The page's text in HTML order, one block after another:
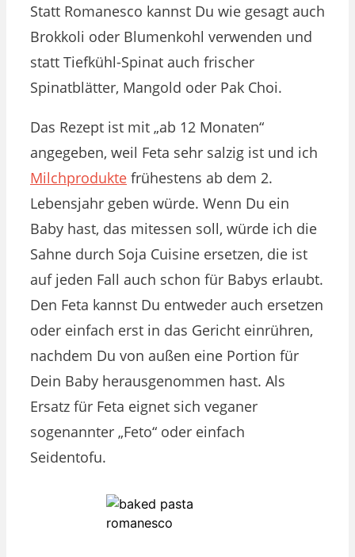
Statt Romanesco kannst Du wie gesagt auch
Brokkoli oder Blumenkohl verwenden und
statt Tiefkühl-Spinat auch frischer
Spinatblätter, Mangold oder Pak Choi.
Das Rezept ist mit „ab 12 Monaten“
angegeben, weil Feta sehr salzig ist und ich
Milchprodukte frühestens ab dem 2.
Lebensjahr geben würde. Wenn Du ein
Baby hast, das mitessen soll, würde ich die
Sahne durch Soja Cuisine ersetzen, die ist
auf jeden Fall auch schon für Babys erlaubt.
Den Feta kannst Du entweder auch ersetzen
oder einfach erst in das Gericht einrühren,
nachdem Du von außen eine Portion für
Dein Baby herausgenommen hast. Als
Ersatz für Feta eignet sich veganer
sogenannter „Feto“ oder einfach
Seidentofu.